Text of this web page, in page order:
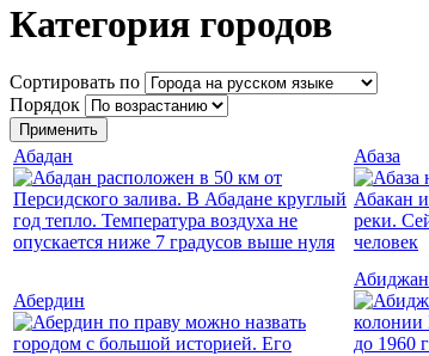
Категория городов
Сортировать по
Порядок
Абадан Абаза
Абердин
Абиджан